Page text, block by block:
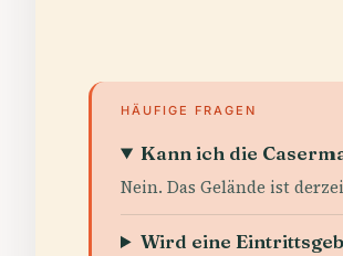
HÄUFIGE FRAGEN
Kann ich die
Nein. Das Gelände ist
Wird eine